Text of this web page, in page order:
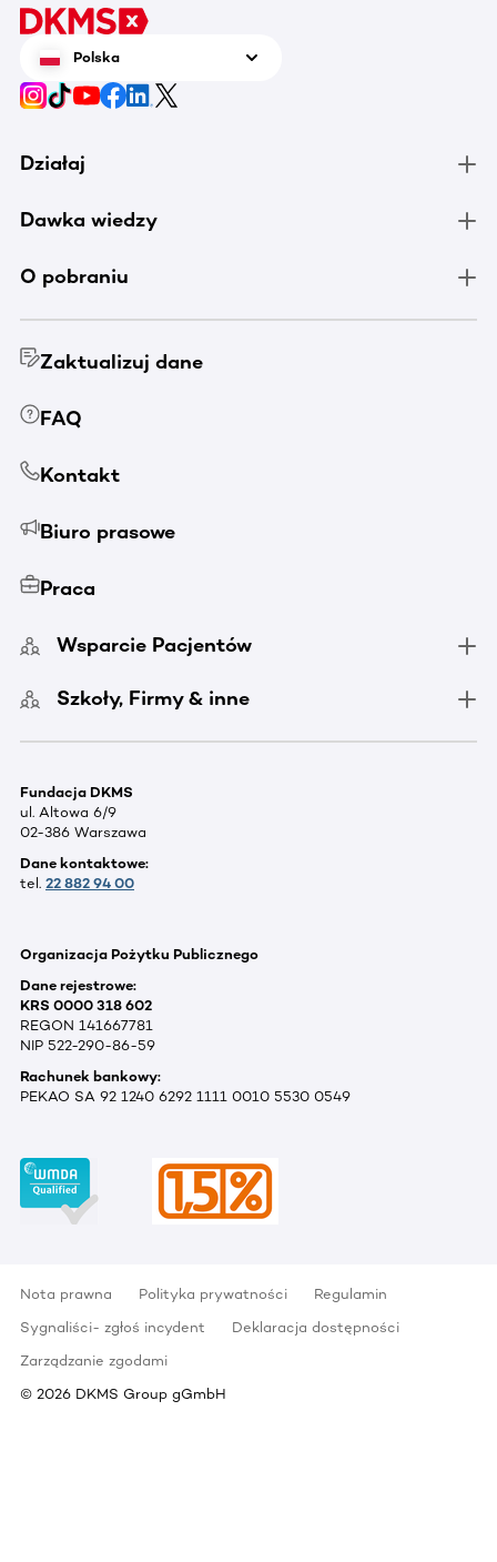
Polska
Działaj
Dawka wiedzy
O pobraniu
Zaktualizuj dane
FAQ
Kontakt
Biuro prasowe
Praca
Wsparcie Pacjentów
Szkoły, Firmy & inne
Fundacja DKMS
ul. Altowa 6/9
02-386 Warszawa
Dane kontaktowe:
tel. 22 882 94 00
Organizacja Pożytku Publicznego
Dane rejestrowe:
KRS 0000 318 602
REGON 141667781
NIP 522-290-86-59
Rachunek bankowy:
PEKAO SA 92 1240 6292 1111 0010 5530 0549
Nota prawna Polityka prywatności
Regulamin
Sygnaliści- zgłoś incydent
Deklaracja dostępności
Zarządzanie zgodami
© 2026 DKMS Group gGmbH